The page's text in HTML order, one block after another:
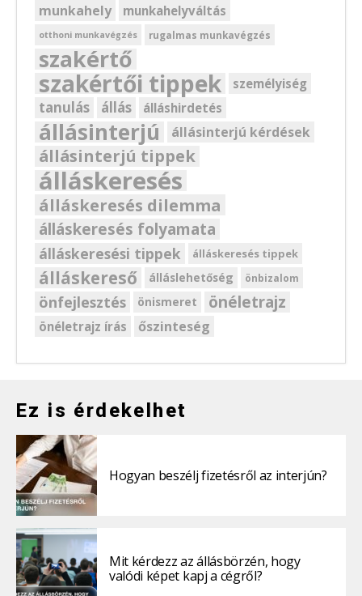
munkahely munkahelyváltás
otthoni munkavégzés rugalmas munkavégzés
szakértő
szakértői tippek személyiség
tanulás állás álláshirdetés
állásinterjú állásinterjú kérdések
állásinterjú tippek
álláskeresés
álláskeresés dilemma
álláskeresés folyamata
álláskeresési tippek álláskeresés tippek
álláskereső álláslehetőség önbizalom
önfejlesztés önismeret önéletrajz
önéletrajz írás őszinteség
Ez is érdekelhet
Hogyan beszélj fizetésről az interjún?
Mit kérdezz az állásbörzén, hogy
valódi képet kapj a cégről?